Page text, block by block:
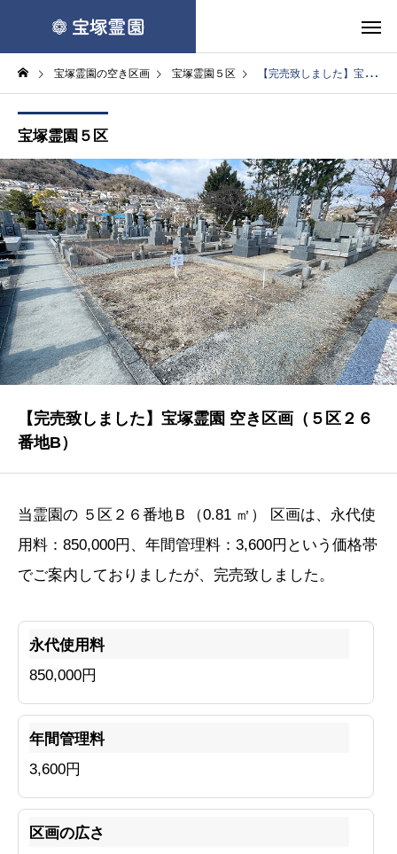
宝塚霊園の空き区画 宝塚霊園５区 【完売致しました】宝塚霊園 空き区画（５区２６番地B）
宝塚霊園５区
【完売致しました】宝塚霊園 空き区画（５区２６
番地B）
当霊園の ５区２６番地Ｂ（0.81 ㎡） 区画は、永代使
用料：850,000円、年間管理料：3,600円という価格帯
でご案内しておりましたが、完売致しました。
永代使用料
850,000円
年間管理料
3,600円
区画の広さ